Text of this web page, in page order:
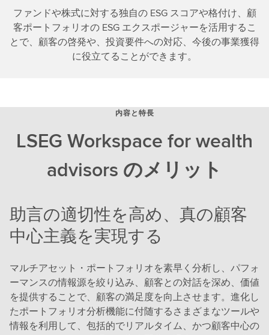
ファンドや株式に対する独自の ESG スコアや格付け、顧
客ポートフォリオの ESG エクスポージャーを活用するこ
とで、顧客の啓発や、投資要件への対応、今後の事業獲得
に役立てることができます。
内容と特長
LSEG Workspace for wealth
advisors のメリット
助言の適切性を高め、真の顧客
中心主義を実現する
マルチアセット・ポートフォリオを素早く分析し、パフォ
ーマンスの情報源を絞り込み、顧客との対話を深め、価値
を提供することで、顧客の満足度を向上させます。進化し
たポートフォリオ分析機能に付随するさまざまなツールや
情報を利用して、包括的でリアルタイム、かつ顧客中心の